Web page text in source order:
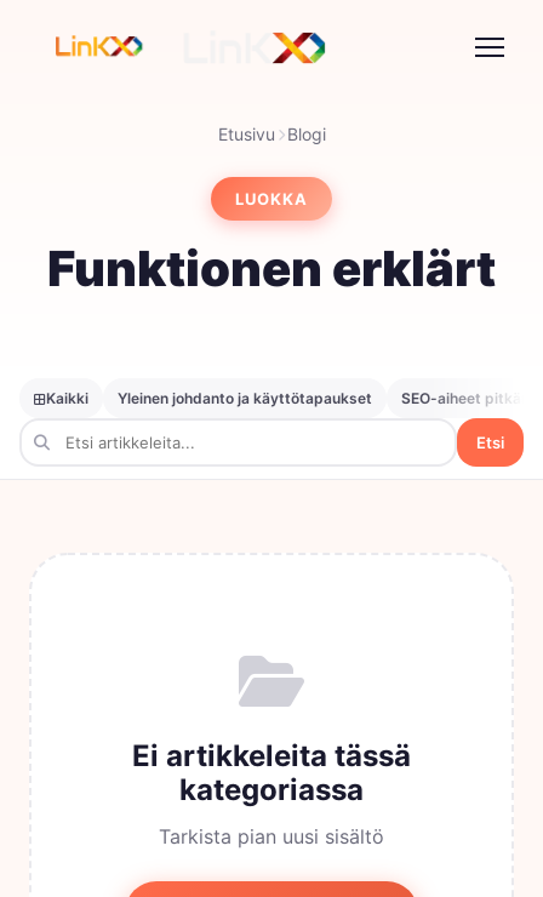
Etusivu Blogi
LUOKKA
Funktionen erklärt
Kaikki Yleinen johdanto ja käyttötapaukset SEO-aiheet pitkän
Etsi
Ei artikkeleita tässä
kategoriassa
Tarkista pian uusi sisältö